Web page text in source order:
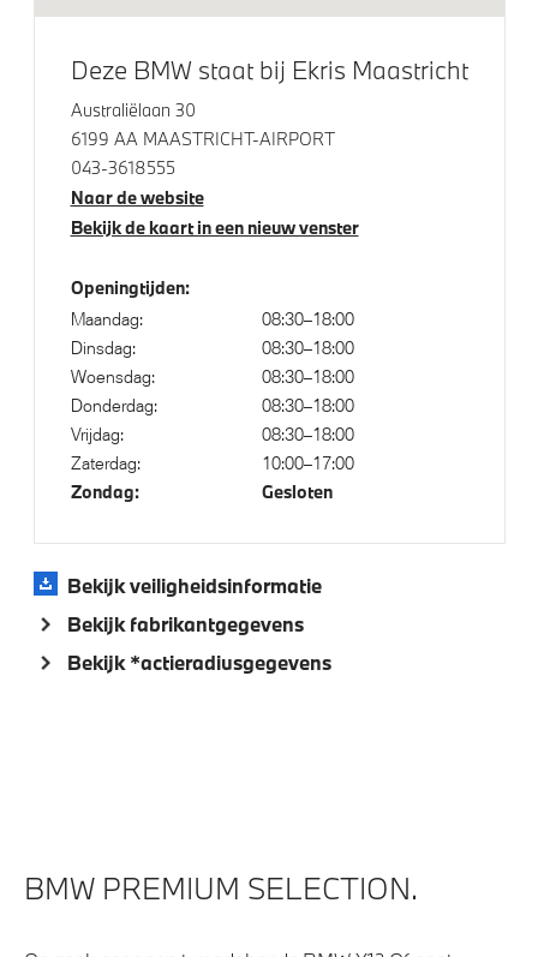
Aandrijving en onderstel
Laadkabel (Mode 3, 22kW)
xDrive - Vierwielaandrijving
Deze BMW staat bij Ekris Maastricht
Australiëlaan 30
6199 AA MAASTRICHT-AIRPORT
043-3618555
Naar de website
Bekijk de kaart in een nieuw venster
Openingtijden:
Maandag:
08:30–18:00
Dinsdag:
08:30–18:00
Woensdag:
08:30–18:00
Donderdag:
08:30–18:00
Vrijdag:
08:30–18:00
Zaterdag:
10:00–17:00
Zondag: Gesloten
Bekijk veiligheidsinformatie
Bekijk fabrikantgegevens
Bekijk *actieradiusgegevens
BMW PREMIUM SELECTION.